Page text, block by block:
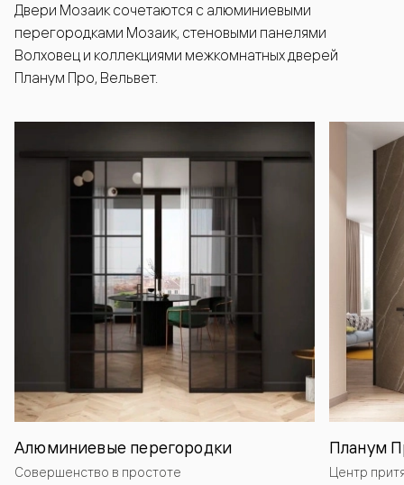
Двери Мозаик сочетаются с алюминиевыми
перегородками Мозаик, стеновыми панелями
Волховец и коллекциями межкомнатных дверей
Планум Про, Вельвет.
Алюминиевые перегородки
Совершенство в простоте
Планум
Центр